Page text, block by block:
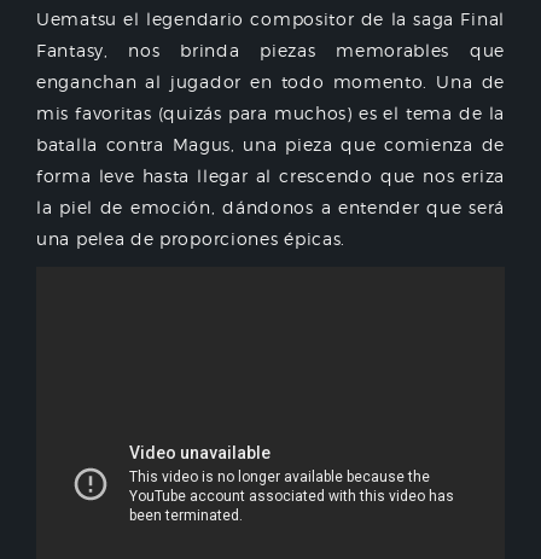
Uematsu el legendario compositor de la saga Final
Fantasy, nos brinda piezas memorables que
enganchan al jugador en todo momento. Una de
mis favoritas (quizás para muchos) es el tema de la
batalla contra Magus, una pieza que comienza de
forma leve hasta llegar al crescendo que nos eriza
la piel de emoción, dándonos a entender que será
una pelea de proporciones épicas.